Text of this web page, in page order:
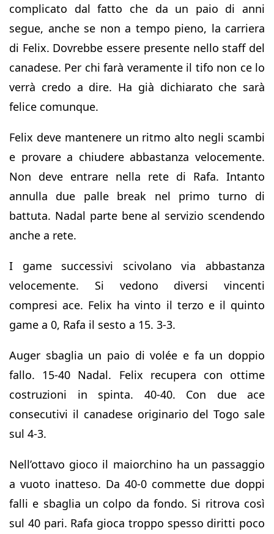
complicato dal fatto che da un paio di anni
segue, anche se non a tempo pieno, la carriera
di Felix. Dovrebbe essere presente nello staff del
canadese. Per chi farà veramente il tifo non ce lo
verrà credo a dire. Ha già dichiarato che sarà
felice comunque.
Felix deve mantenere un ritmo alto negli scambi
e provare a chiudere abbastanza velocemente.
Non deve entrare nella rete di Rafa. Intanto
annulla due palle break nel primo turno di
battuta. Nadal parte bene al servizio scendendo
anche a rete.
I game successivi scivolano via abbastanza
velocemente. Si vedono diversi vincenti
compresi ace. Felix ha vinto il terzo e il quinto
game a 0, Rafa il sesto a 15. 3-3.
Auger sbaglia un paio di volée e fa un doppio
fallo. 15-40 Nadal. Felix recupera con ottime
costruzioni in spinta. 40-40. Con due ace
consecutivi il canadese originario del Togo sale
sul 4-3.
Nell’ottavo gioco il maiorchino ha un passaggio
a vuoto inatteso. Da 40-0 commette due doppi
falli e sbaglia un colpo da fondo. Si ritrova così
sul 40 pari. Rafa gioca troppo spesso diritti poco